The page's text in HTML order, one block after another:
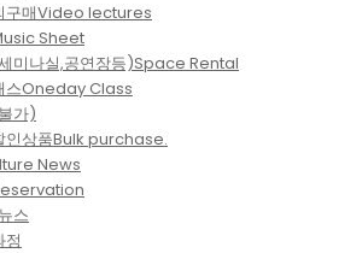
구매Video lectures
Sheet
미나실,공연장등)Space Rental
스Oneday Class
가)
인상품Bulk purchase.
News
스
정